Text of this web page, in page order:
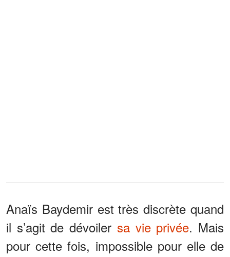
Anaïs Baydemir est très discrète quand
il s’agit de dévoiler sa vie privée. Mais
pour cette fois, impossible pour elle de